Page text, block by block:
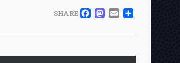
SHARE FACEBOOK
EMAIL